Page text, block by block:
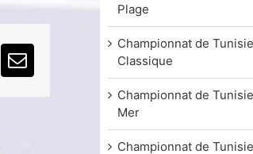
Email
Plage
Championnat de
Classique
Championnat de
Mer
Championnat de